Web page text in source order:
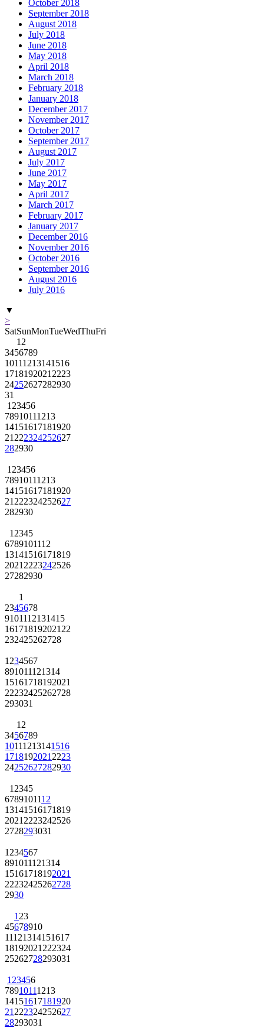
October 2018
September 2018
August 2018
July 2018
June 2018
May 2018
April 2018
March 2018
February 2018
January 2018
December 2017
November 2017
October 2017
September 2017
August 2017
July 2017
June 2017
May 2017
April 2017
March 2017
February 2017
January 2017
December 2016
November 2016
October 2016
September 2016
August 2016
July 2016
▼
>
SatSunMonTueWedThuFri
1 2
3456789
10111213141516
1718192021 2223
24252627282930
31
1 23456
78910111213
14151617181920
21 222324252627
282930
1 23456
78910111213
14151617181920
21 222324252627
282930
1 2345
6789101112
13141516171819
2021 2223242526
27282930
1
2345678
9101112131415
161718192021 22
232425262728
1 234567
891011121314
15161718192021
22232425262728
293031
1 2
3456789
10111213141516
1718192021 2223
24252627282930
1 2345
6789101112
13141516171819
2021 2223242526
2728293031
1 234567
891011121314
15161718192021
22232425262728
2930
1 23
45678910
11121314151617
18192021 222324
25262728293031
1 23456
78910111213
14151617181920
21 222324252627
28293031